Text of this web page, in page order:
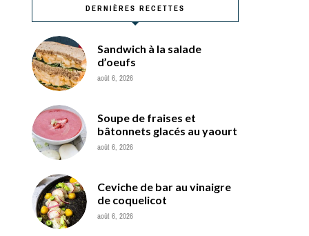
DERNIÈRES RECETTES
Sandwich à la salade
d’oeufs
août 6, 2026
Soupe de fraises et
bâtonnets glacés au yaourt
août 6, 2026
Ceviche de bar au vinaigre
de coquelicot
août 6, 2026